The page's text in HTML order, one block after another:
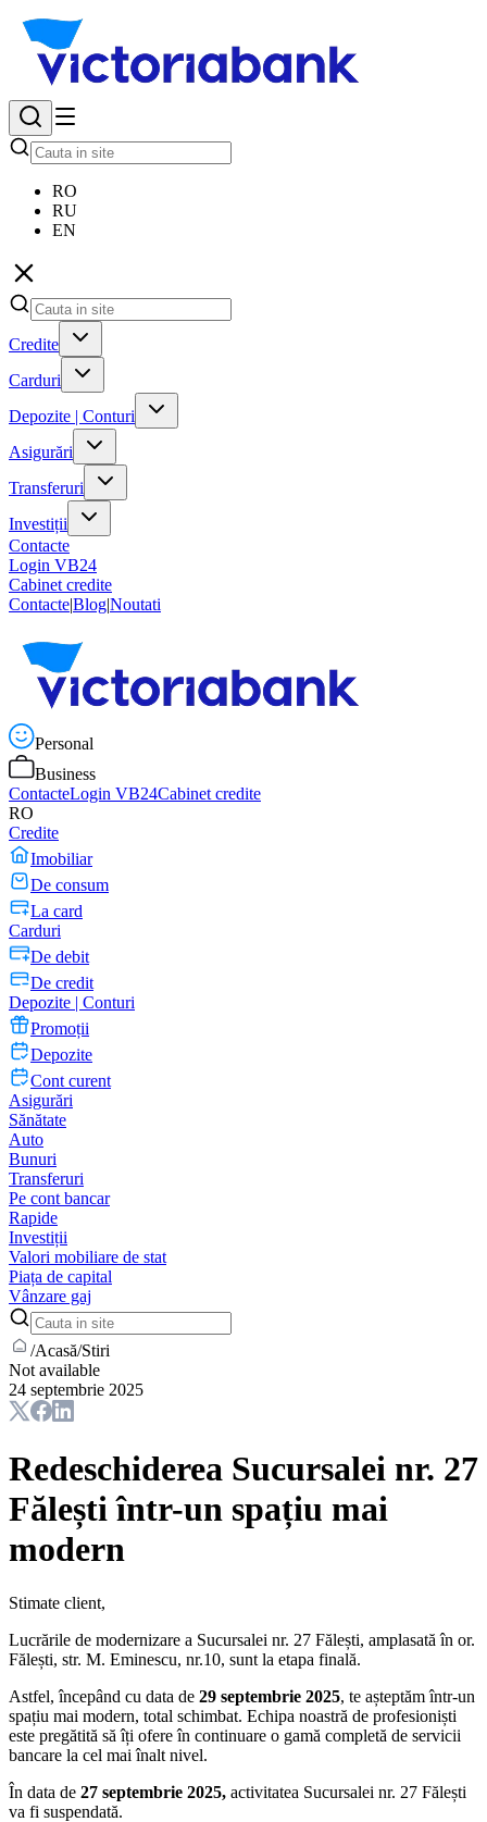
RO
RU
EN
Credite
Carduri
Depozite | Conturi
Asigurări
Transferuri
Investiții
Contacte
Login VB24
Cabinet credite
Contacte|Blog|Noutati
Personal
Business
ContacteLogin VB24Cabinet credite
RO
Credite
Imobiliar
De consum
La card
Carduri
De debit
De credit
Depozite | Conturi
Promoții
Depozite
Cont curent
Asigurări
Sănătate
Auto
Bunuri
Transferuri
Pe cont bancar
Rapide
Investiții
Valori mobiliare de stat
Piața de capital
Vânzare gaj
/Acasă/Stiri
Not available
24 septembrie 2025
Redeschiderea Sucursalei nr. 27
Fălești într-un spațiu mai
modern
Stimate client,
Lucrările de modernizare a Sucursalei nr. 27 Fălești, amplasată în or.
Fălești, str. M. Eminescu, nr.10, sunt la etapa finală.
Astfel, începând cu data de 29 septembrie 2025, te așteptăm într-un
spațiu mai modern, total schimbat. Echipa noastră de profesioniști
este pregătită să îți ofere în continuare o gamă completă de servicii
bancare la cel mai înalt nivel.
În data de 27 septembrie 2025, activitatea Sucursalei nr. 27 Fălești
va fi suspendată.